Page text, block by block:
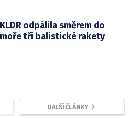
KLDR odpálila směrem do
moře tři balistické rakety
DALŠÍ ČLÁNKY